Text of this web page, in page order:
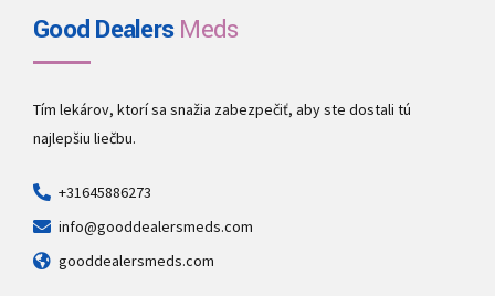
Good DealersMeds
Tím lekárov, ktorí sa snažia zabezpečiť, aby ste dostali tú
najlepšiu liečbu.
+31645886273
info@gooddealersmeds.com
gooddealersmeds.com